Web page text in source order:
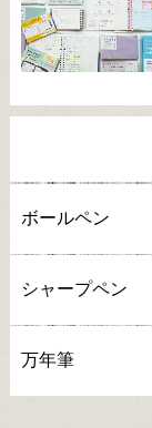
ボールペン
シャープペン
万年筆